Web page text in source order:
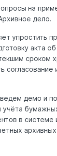
на
дело.
упростить
акта
сроком
демо и
учёта
в системе